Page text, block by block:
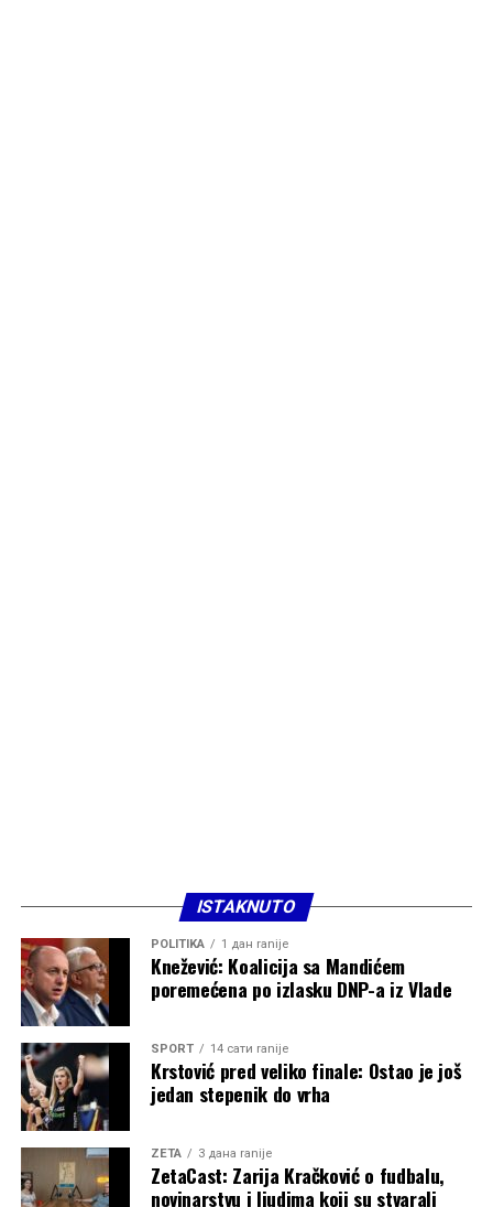
ISTAKNUTO
POLITIKA 1 дан ranije
Knežević: Koalicija sa Mandićem
poremećena po izlasku DNP-a iz Vlade
SPORT 14 сати ranije
Krstović pred veliko finale: Ostao je još
jedan stepenik do vrha
ZETA 3 дана ranije
ZetaCast: Zarija Kračković o fudbalu,
novinarstvu i ljudima koji su stvarali